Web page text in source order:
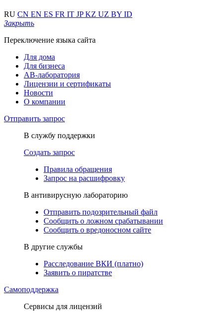
RU CN EN ES FR IT JPKZ UZ BY ID
Закрыть
Переключение языка сайта
Для дома
Для бизнеса
АВ-лаборатория
Лицензии и сертификаты
Новости
О компании
Отправить запрос
В службу поддержки
Создать запрос
Правила обращения
Запрос на расшифровку
В антивирусную лабораторию
Отправить подозрительный файл
Сообщить о ложном срабатывании
Сообщить о вредоносном сайте
В другие службы
Расследование ВКИ (платно)
Заявить о пиратстве
Самоподдержка
Сервисы для лицензий